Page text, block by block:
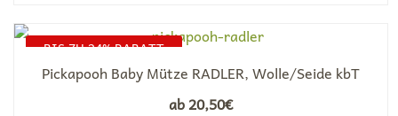
BIS ZU 24% RABATT
Pickapooh Baby Mütze RADLER, Wolle/Seide kbT
ab20,50€